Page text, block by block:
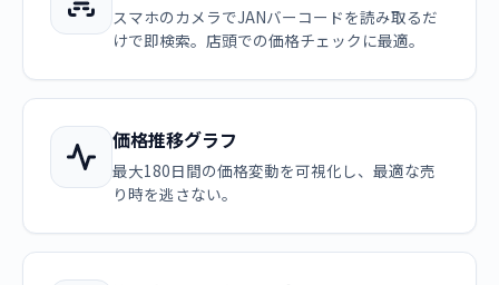
スマホのカメラでJANバーコードを読み取るだ
けで即検索。店頭での価格チェックに最適。
価格推移グラフ
最大180日間の価格変動を可視化し、最適な売
り時を逃さない。